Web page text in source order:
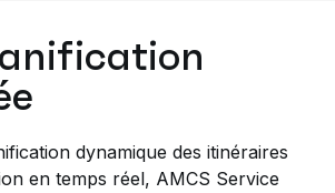
dynamique des itinéraires
en temps réel, AMCS Service